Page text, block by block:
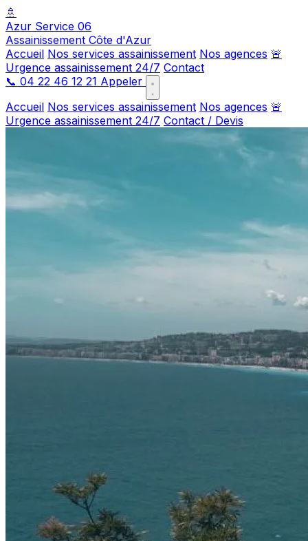
🚿
Azur Service 06
Assainissement Côte d'Azur
Accueil Nos services assainissement Nos agences 🚨
Urgence assainissement 24/7 Contact
📞 04 22 46 12 21 Appeler
Accueil Nos services assainissement Nos agences 🚨
Urgence assainissement 24/7 Contact / Devis